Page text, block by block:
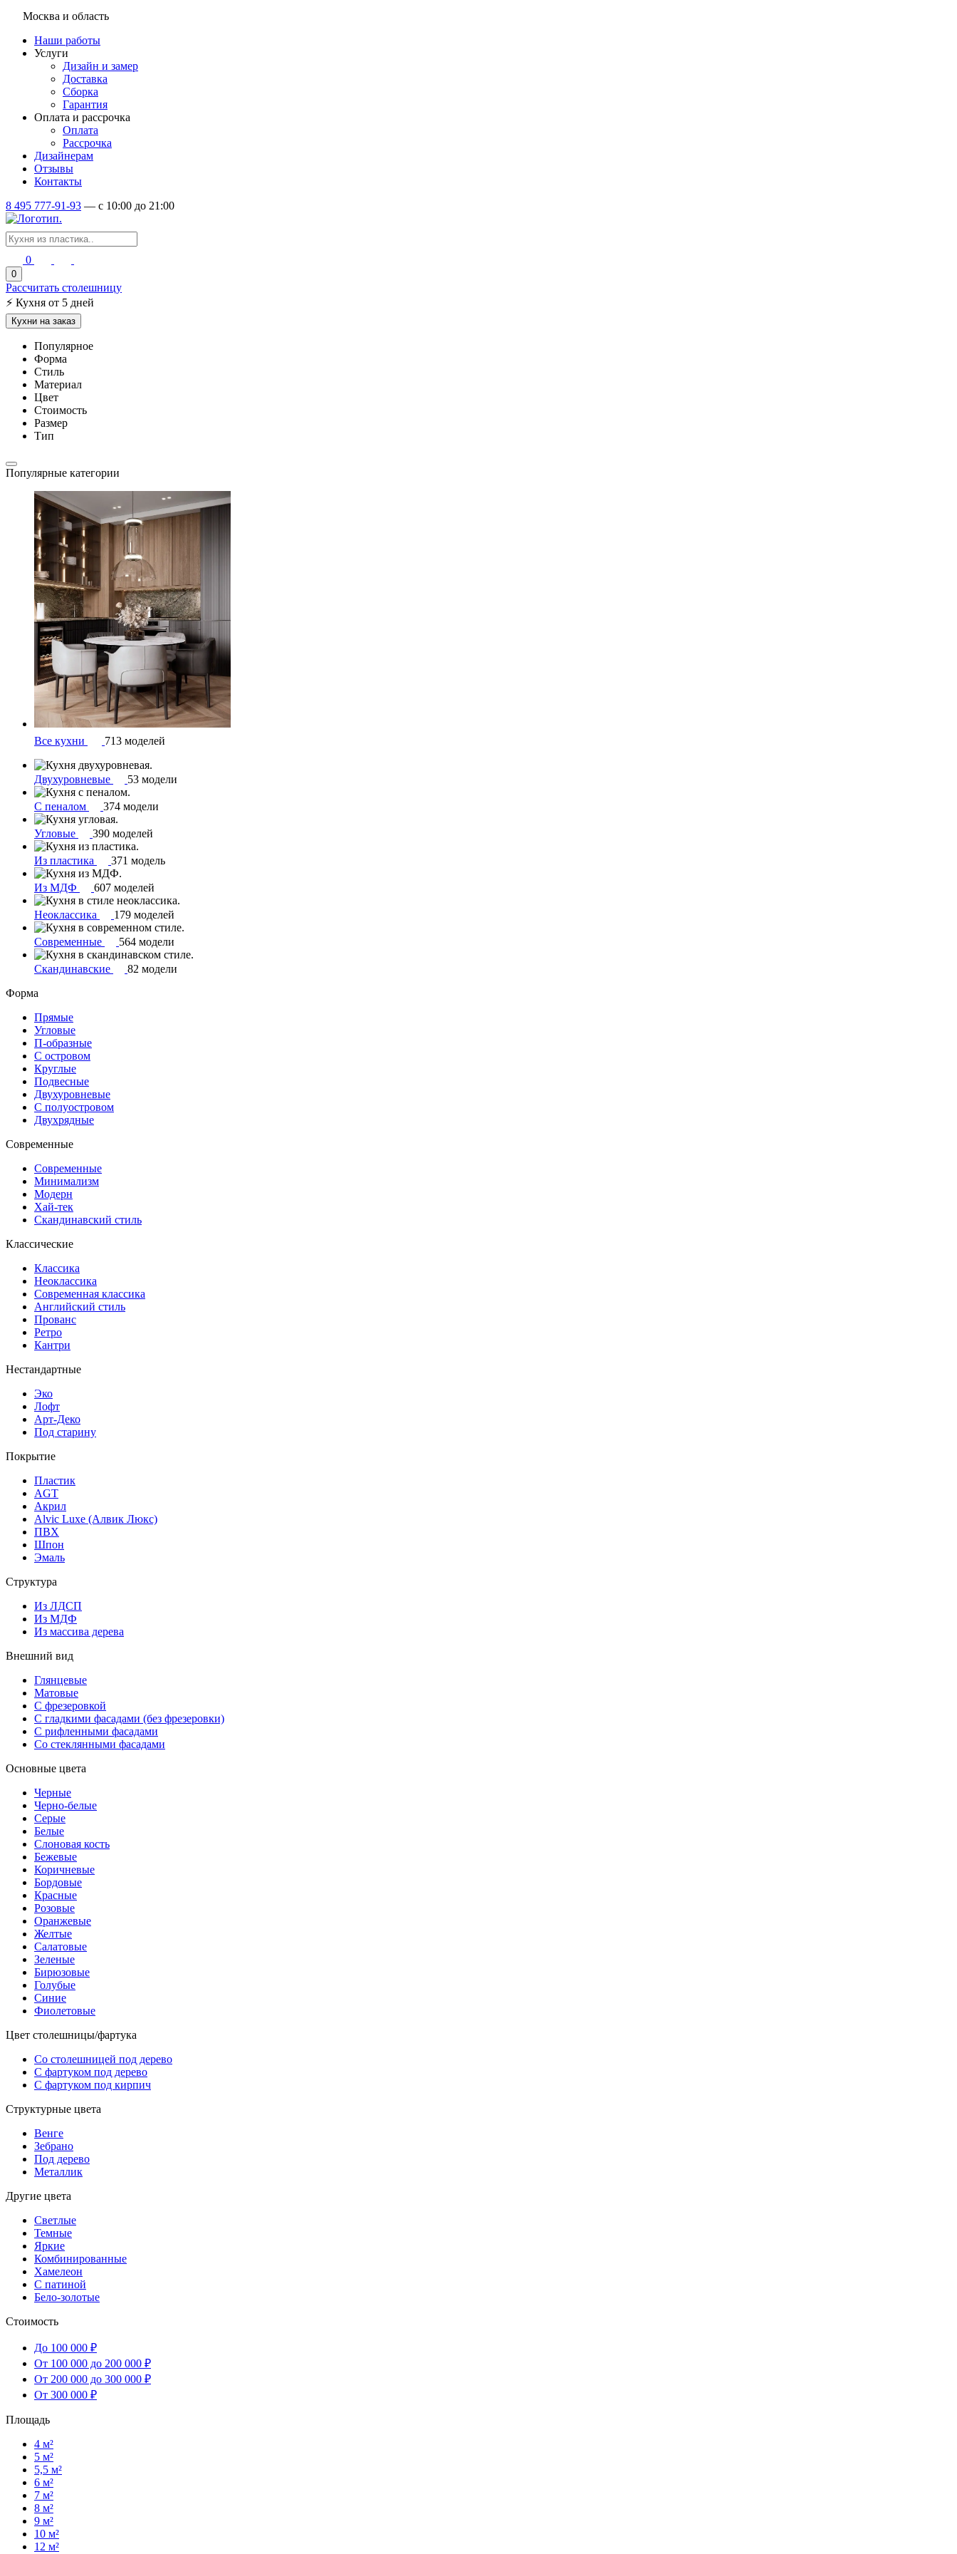
Москва и область
Наши работы
Услуги
Дизайн и замер
Доставка
Сборка
Гарантия
Оплата и рассрочка
Оплата
Рассрочка
Дизайнерам
Отзывы
Контакты
8 495 777-91-93 — c 10:00 до 21:00
0
0
Рассчитать столешницу
⚡ Кухня от 5 дней
Кухни на заказ
Популярное
Форма
Стиль
Материал
Цвет
Стоимость
Размер
Тип
Популярные категории
Все кухни 713 моделей
Двухуровневые 53 модели
С пеналом 374 модели
Угловые 390 моделей
Из пластика 371 модель
Из МДФ 607 моделей
Неоклассика 179 моделей
Современные 564 модели
Скандинавские
82 модели
Форма
Прямые
Угловые
П-образные
С островом
Круглые
Подвесные
Двухуровневые
С полуостровом
Двухрядные
Современные
Современные
Минимализм
Модерн
Хай-тек
Скандинавский стиль
Классические
Классика
Неоклассика
Современная классика
Английский стиль
Прованс
Ретро
Кантри
Нестандартные
Эко
Лофт
Арт-Деко
Под старину
Покрытие
Пластик
AGT
Акрил
Alvic Luxe (Алвик Люкс)
ПВХ
Шпон
Эмаль
Структура
Из ЛДСП
Из МДФ
Из массива дерева
Внешний вид
Глянцевые
Матовые
С фрезеровкой
С гладкими фасадами (без фрезеровки)
С рифленными фасадами
Со стеклянными фасадами
Основные цвета
Черные
Черно-белые
Серые
Белые
Слоновая кость
Бежевые
Коричневые
Бордовые
Красные
Розовые
Оранжевые
Желтые
Салатовые
Зеленые
Бирюзовые
Голубые
Синие
Фиолетовые
Цвет столешницы/фартука
Со столешницей под дерево
С фартуком под дерево
С фартуком под кирпич
Структурные цвета
Венге
Зебрано
Под дерево
Металлик
Другие цвета
Светлые
Темные
Яркие
Комбинированные
Хамелеон
С патиной
Бело-золотые
Стоимость
До 100 000 ₽
От 100 000 до 200 000 ₽
От 200 000 до 300 000 ₽
От 300 000 ₽
Площадь
4 м²
5 м²
5,5 м²
6 м²
7 м²
8 м²
9 м²
10 м²
12 м²